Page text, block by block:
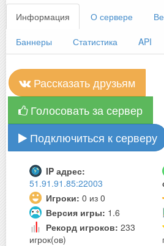
Информация О сервере
Баннеры Статистика API
Рассказать друзьям
Голосовать за сервер
Подключиться к серверу
IP адрес:
51.91.91.85:22003
Игроки: 0 из 0
Версия игры: 1.6
Рекорд игроков: 233
игрок(ов)